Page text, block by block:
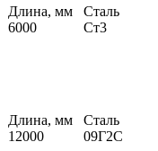
Длина, мм
6000
Сталь
Ст3
Длина, мм
12000
Сталь
09Г2С